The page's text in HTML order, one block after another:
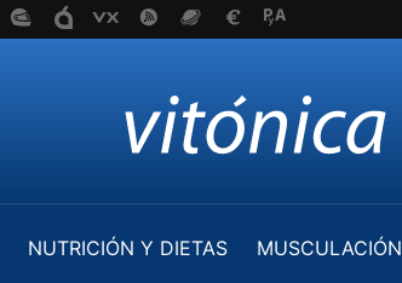
NUTRICIÓN Y DIETAS MUSCULACIÓN